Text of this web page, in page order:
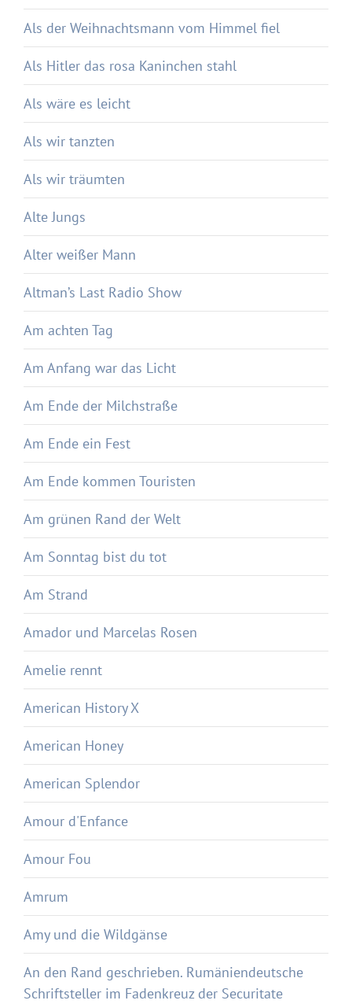
Als der Weihnachtsmann vom Himmel fiel
Als Hitler das rosa Kaninchen stahl
Als wäre es leicht
Als wir tanzten
Als wir träumten
Alte Jungs
Alter weißer Mann
Altman’s Last Radio Show
Am achten Tag
Am Anfang war das Licht
Am Ende der Milchstraße
Am Ende ein Fest
Am Ende kommen Touristen
Am grünen Rand der Welt
Am Sonntag bist du tot
Am Strand
Amador und Marcelas Rosen
Amelie rennt
American History X
American Honey
American Splendor
Amour d'Enfance
Amour Fou
Amrum
Amy und die Wildgänse
An den Rand geschrieben. Rumäniendeutsche
Schriftsteller im Fadenkreuz der Securitate